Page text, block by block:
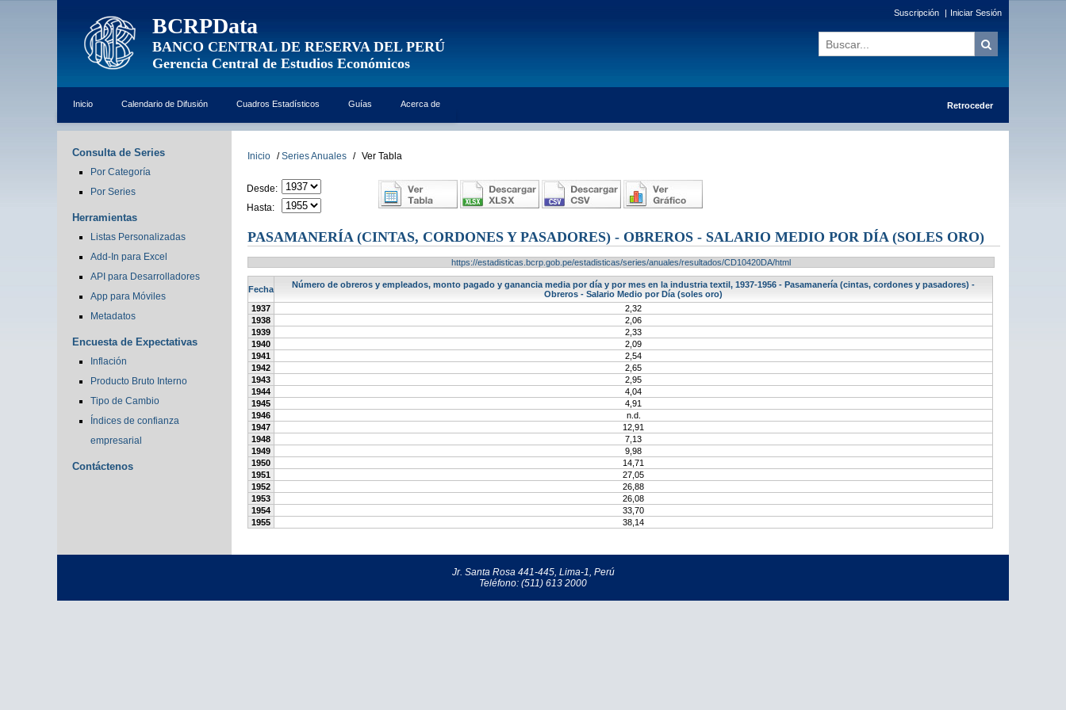
BCRPData
BANCO CENTRAL DE RESERVA DEL PERÚ
Gerencia Central de Estudios Económicos
Suscripción | Iniciar Sesión
Inicio Calendario de Difusión Cuadros Estadísticos Guías Acerca de Retroceder
Consulta de Series
Por Categoría
Por Series
Herramientas
Listas Personalizadas
Add-In para Excel
API para Desarrolladores
App para Móviles
Metadatos
Encuesta de Expectativas
Inflación
Producto Bruto Interno
Tipo de Cambio
Índices de confianza
empresarial
Contáctenos
Inicio / Series Anuales / Ver Tabla
Desde:
Hasta:
PASAMANERÍA (CINTAS, CORDONES Y PASADORES) - OBREROS - SALARIO MEDIO POR DÍA (SOLES ORO)
https://estadisticas.bcrp.gob.pe/estadisticas/series/anuales/resultados/CD10420DA/html
Fecha
Número de obreros y empleados, monto pagado y ganancia media por día y por mes en la industria textil, 1937-1956 - Pasamanería (cintas, cordones y pasadores) -
Obreros - Salario Medio por Día (soles oro)
1937
2,32
1938
2,06
1939
2,33
1940
2,09
1941
2,54
1942
2,65
1943
2,95
1944
4,04
1945
4,91
1946
n.d.
1947
12,91
1948
7,13
1949
9,98
1950
14,71
1951
27,05
1952
26,88
1953
26,08
1954
33,70
1955
38,14
Jr. Santa Rosa 441-445, Lima-1, Perú
Teléfono: (511) 613 2000